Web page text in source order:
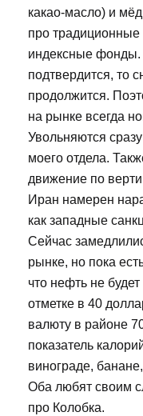
какао-масло) и
про
индексные фонды.
подтвердится, то
продолжится.
на рынке всегда
Увольняются
моего отдела.
движение по
Иран намерен
как западные
Сейчас
рынке, но пока
что нефть не
отметке в 40
валюту в районе
показатель
винограде,
Оба любят своим
про Колобка.